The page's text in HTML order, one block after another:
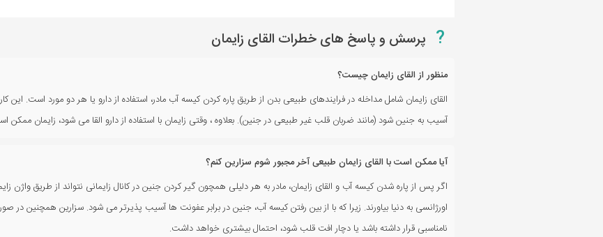
? پرسش و پاسخ های خطرات القای زایمان
منظور از القای زایمان چیست؟
القای زایمان شامل مداخله در فرایندهای طبیعی بدن از طریق پاره کردن کیسه آب مادر، استفاده از دارو یا هر دو مورد است. این
آسیب به جنین شود (مانند ضربان قلب غیر طبیعی در جنین). بعلاوه ، وقتی زایمان با استفاده از دارو القا می شود، زایمان ممکن
آیا ممکن است با القای زایمان طبیعی آخر مجبور شوم سزارین کنم؟
اگر پس از پاره شدن کیسه آب و القای زایمان، مادر به هر دلیلی همچون گیر کردن جنین در کانال زایمانی نتواند از طریق واژن
اورژانسی به دنیا بیاورند. زیرا که با از بین رفتن کیسه آب، جنین در برابر عفونت ها آسیب پذیرتر می شود. سزارین همچنین
نامناسبی قرار داشته باشد یا دچار افت قلب شود، احتمال بیشتری خواهد داشت.